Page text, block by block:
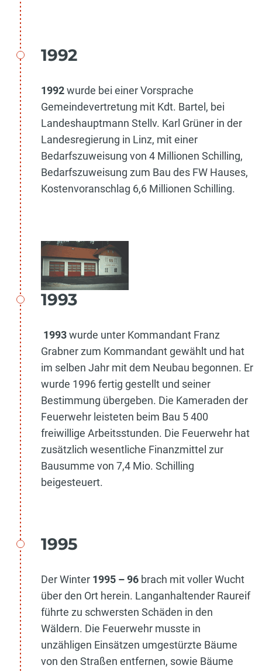
1992
1992wurde bei einer Vorsprache
Gemeindevertretung mit Kdt. Bartel, bei
Landeshauptmann Stellv. Karl Grüner in der
Landesregierung in Linz, mit einer
Bedarfszuweisung von 4 Millionen Schilling,
Bedarfszuweisung zum Bau des FW Hauses,
Kostenvoranschlag 6,6 Millionen Schilling.
1993
1993wurde unter Kommandant Franz
Grabner zum Kommandant gewählt und hat
im selben Jahr mit dem Neubau begonnen. Er
wurde 1996 fertig gestellt und seiner
Bestimmung übergeben. Die Kameraden der
Feuerwehr leisteten beim Bau 5 400
freiwillige Arbeitsstunden. Die Feuerwehr hat
zusätzlich wesentliche Finanzmittel zur
Bausumme von 7,4 Mio. Schilling
beigesteuert.
1995
Der Winter 1995 – 96 brach mit voller Wucht
über den Ort herein. Langanhaltender Raureif
führte zu schwersten Schäden in den
Wäldern. Die Feuerwehr musste in
unzähligen Einsätzen umgestürzte Bäume
von den Straßen entfernen, sowie Bäume